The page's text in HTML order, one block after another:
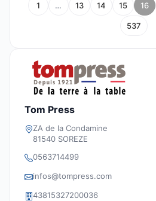
1 … 13 14 15 16
537
Tom Press
ZA de la Condamine
81540 SOREZE
0563714499
infos@tompress.com
43815327200036